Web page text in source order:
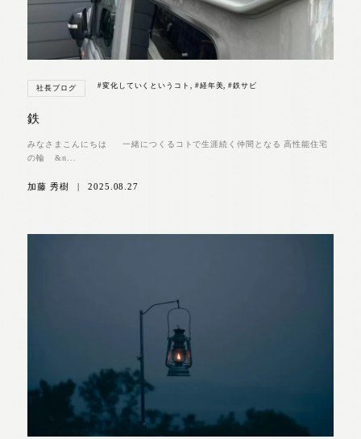
社長ブログ #変化していくというコト , #経年美,#鉄サビ
鉄
みなさまこんにちは 一緒につくるコトで生涯続く仲間となる 高性能住宅
の輪 &n...
加藤 秀樹 2025.08.27